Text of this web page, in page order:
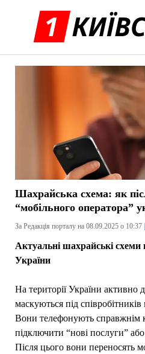
Шахрайська схема: як
“мобільного оператора”
За Редакція порталу на 08.09.2025 о 10:37 |
Актуальні шахрайські
України
На території України активно
маскуються під
Вони телефонують справжнім
підключити “нові послуги”
Після цього вони переносять